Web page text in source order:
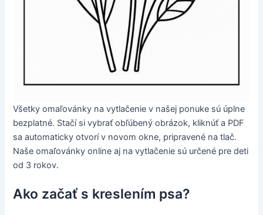
Všetky omaľovánky na vytlačenie v našej ponuke sú úplne
bezplatné. Stačí si vybrať obľúbený obrázok, kliknúť a PDF
sa automaticky otvorí v novom okne, pripravené na tlač.
Naše omaľovánky online aj na vytlačenie sú určené pre deti
od 3 rokov.
Ako začať s kreslením psa?